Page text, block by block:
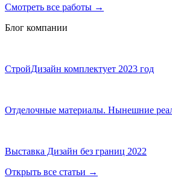
Смотреть все работы →
Блог компании
СтройДизайн комплектует 2023 год
Отделочные материалы. Нынешние
Выставка Дизайн без границ 2022
Открыть все статьи →